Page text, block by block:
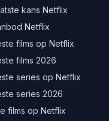
kans Netflix
Netflix
films op Netflix
films 2026
series op Netflix
series 2026
films op Netflix